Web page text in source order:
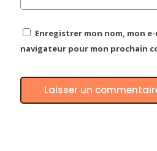
Enregistrer mon nom, mon
navigateur pour mon prochain